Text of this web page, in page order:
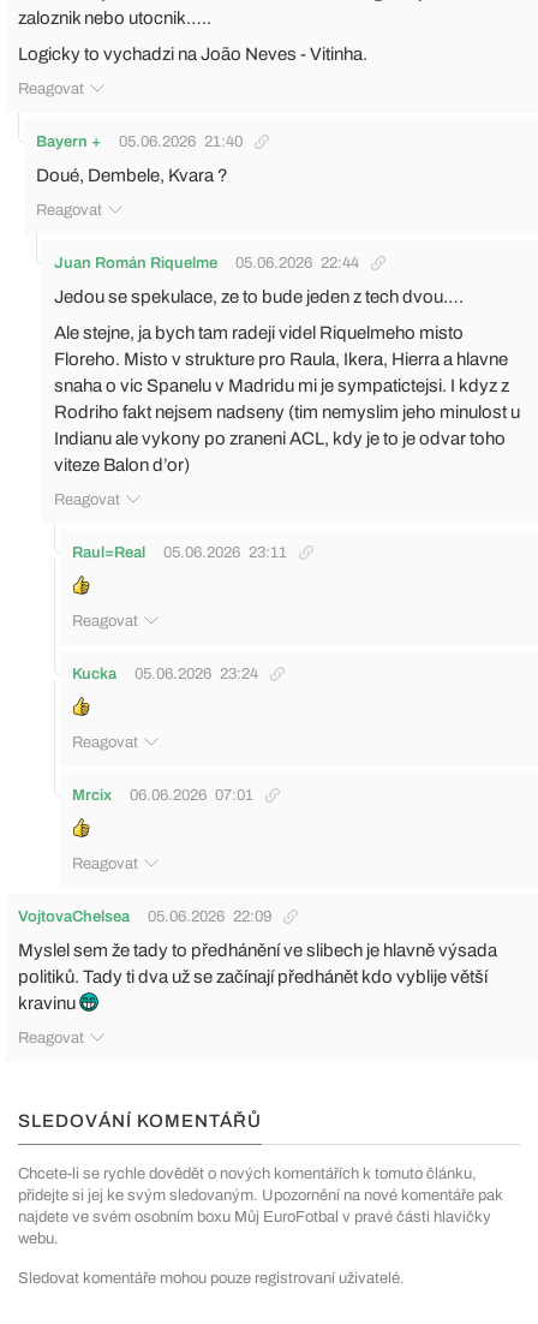
zaloznik nebo utocnik…..
Logicky to vychadzi na João Neves - Vitinha.
Reagovat
Bayern + 05.06.2026 21:40
Doué, Dembele, Kvara ?
Reagovat
Juan Román Riquelme 05.06.2026 22:44
Jedou se spekulace, ze to bude jeden z tech dvou….
Ale stejne, ja bych tam radeji videl Riquelmeho misto
Floreho. Misto v strukture pro Raula, Ikera, Hierra a hlavne
snaha o vic Spanelu v Madridu mi je sympatictejsi. I kdyz z
Rodriho fakt nejsem nadseny (tim nemyslim jeho minulost u
Indianu ale vykony po zraneni ACL, kdy je to je odvar toho
viteze Balon d’or)
Reagovat
Raul=Real 05.06.2026 23:11
Reagovat
Kucka 05.06.2026 23:24
Reagovat
Mrcix 06.06.2026 07:01
Reagovat
VojtovaChelsea 05.06.2026 22:09
Myslel sem že tady to předhánění ve slibech je hlavně výsada
politiků. Tady ti dva už se začínají předhánět kdo vyblije větší
kravinu
Reagovat
SLEDOVÁNÍ KOMENTÁŘŮ
Chcete-li se rychle dovědět o nových komentářích k tomuto článku,
přidejte si jej ke svým sledovaným. Upozornění na nové komentáře pak
najdete ve svém osobním boxu Můj EuroFotbal v pravé části hlavičky
webu.
Sledovat komentáře mohou pouze registrovaní uživatelé.